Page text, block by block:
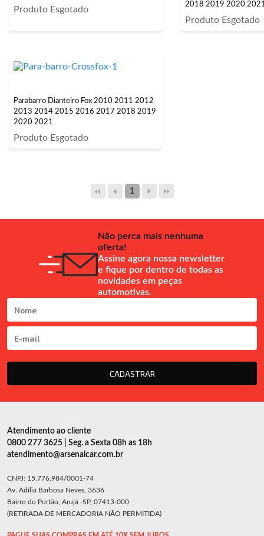
Produto Esgotado
2018 2019 2020
Produto Esgotado
Parabarro Dianteiro Fox 2010 2011 2012
2013 2014 2015 2016 2017 2018 2019
2020 2021
Produto Esgotado
1
Não perca mais nenhuma
oferta!
Assine agora nossa newsletter
e fique por dentro de todas as
novidades em peças
automotivas.
CADASTRAR
Atendimento ao cliente
0800 277 3625 | Seg. a Sexta 08h as 18h
atendimento@arsenalcar.com.br
CNPJ: 15.776.984/0001-74
Av. Adília Barbosa Neves, 3636
Bairro do Portão, Arujá -SP, 07413-000
(RETIRADA DE MERCADORIA NÃO PERMITIDA)